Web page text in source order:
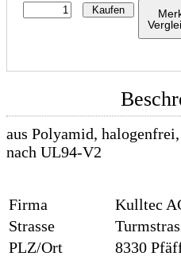
Kaufen
aus Polyamid,
nach UL94-V2
Firma
Kulltec
Strasse
PLZ/Ort
8330